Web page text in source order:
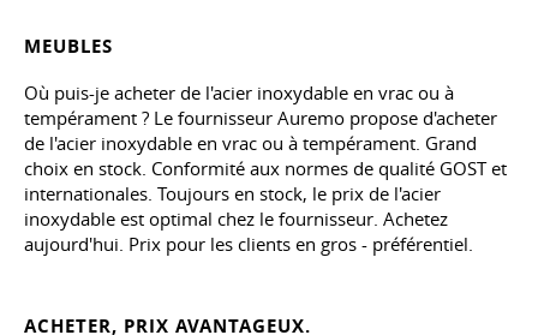
MEUBLES
Où puis-je acheter de l'acier inoxydable en vrac ou à
tempérament ? Le fournisseur Auremo propose d'acheter
de l'acier inoxydable en vrac ou à tempérament. Grand
choix en stock. Conformité aux normes de qualité GOST et
internationales. Toujours en stock, le prix de l'acier
inoxydable est optimal chez le fournisseur. Achetez
aujourd'hui. Prix pour les clients en gros - préférentiel.
ACHETER, PRIX AVANTAGEUX.